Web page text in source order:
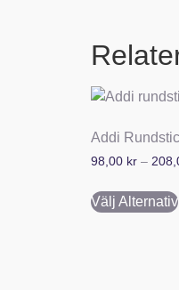
Addi
98,00 kr –
Välj Alternativ